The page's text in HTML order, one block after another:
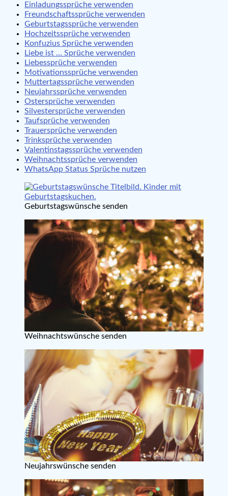
Einladungssprüche verwenden
Freundschaftssprüche verwenden
Geburtstagssprüche verwenden
Hochzeitssprüche verwenden
Konfuzius Sprüche verwenden
Liebe ist … Sprüche verwenden
Liebessprüche verwenden
Motivationssprüche verwenden
Muttertagssprüche verwenden
Neujahrssprüche verwenden
Ostersprüche verwenden
Silvestersprüche verwenden
Taufsprüche verwenden
Trauersprüche verwenden
Trinksprüche verwenden
Valentinstagssprüche verwenden
Weihnachtssprüche verwenden
WhatsApp Status Sprüche nutzen
Geburtstagswünsche senden
Weihnachtswünsche senden
Neujahrswünsche senden